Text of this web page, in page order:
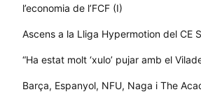
l’economia de l’FCF (I)
Ascens a la Lliga Hypermotion del CE
“Ha estat molt ‘xulo’ pujar amb el
Barça, Espanyol, NFU, Naga i The